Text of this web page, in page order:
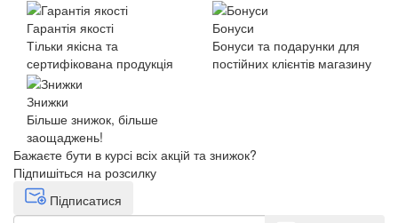
Гарантія якості
Тільки якісна та
сертифікована продукція
Бонуси
Бонуси та подарунки для
постійних клієнтів магазину
Знижки
Більше знижок, більше
заощаджень!
Бажаєте бути в курсі всіх акцій та знижок?
Підпишіться на розсилку
Підписатися